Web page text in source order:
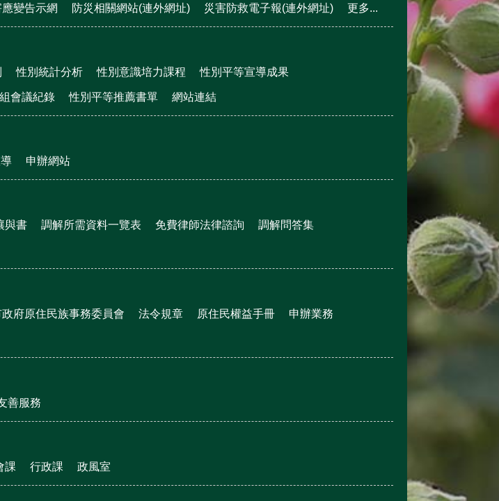
變告示網 防災相關網站(連外網址) 災害防救電子報(連外網址) 更多...
性別統計分析 性別意識培力課程 性別平等宣導成果
會議紀錄 性別平等推薦書單 網站連結
申辦網站
與書 調解所需資料一覽表 免費律師法律諮詢 調解問答集
府原住民族事務委員會 法令規章 原住民權益手冊 申辦業務
善服務
課 行政課 政風室